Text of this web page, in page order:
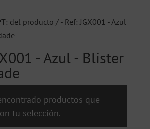
del producto / - Ref: JGX001 - Azul
- Azul - Blister
productos que
tu selección.